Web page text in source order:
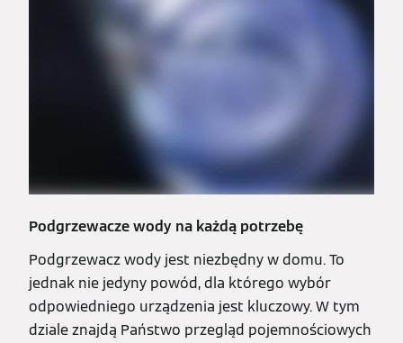
Podgrzewacze wody na każdą potrzebę
Podgrzewacz wody jest niezbędny w domu. To
jednak nie jedyny powód, dla którego wybór
odpowiedniego urządzenia jest kluczowy. W tym
dziale znajdą Państwo przegląd pojemnościowych